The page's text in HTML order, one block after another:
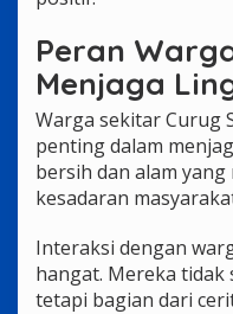
Peran
Menjaga
Warga sekitar Curug
penting dalam
bersih dan alam
kesadaran
Interaksi dengan
hangat. Mereka tidak
tetapi bagian dari